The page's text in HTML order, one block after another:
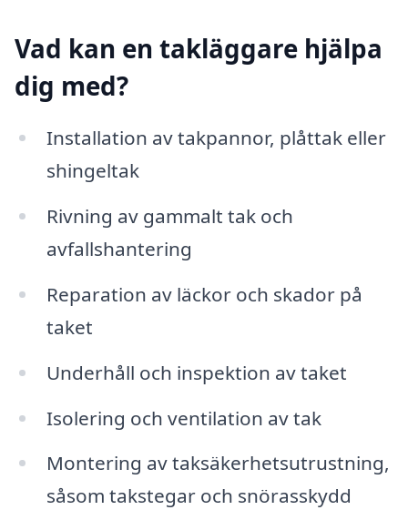
Vad kan en takläggare hjälpa
dig med?
Installation av takpannor, plåttak eller
shingeltak
Rivning av gammalt tak och
avfallshantering
Reparation av läckor och skador på
taket
Underhåll och inspektion av taket
Isolering och ventilation av tak
Montering av taksäkerhetsutrustning,
såsom takstegar och snörasskydd